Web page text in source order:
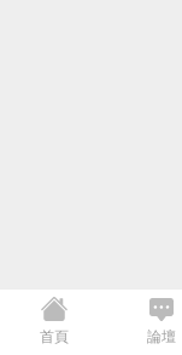
首頁 論壇